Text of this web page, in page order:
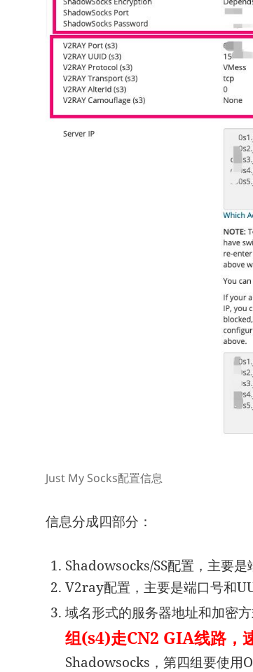
Just My Socks配置信息
信息分成四部分：
Shadowsocks/SS配置，主要是
V2ray配置，主要是端口号和
域名形式的服务器地址和加密方
组(s4)走CN2 GIA线路，
Shadowsocks，第四组要使用